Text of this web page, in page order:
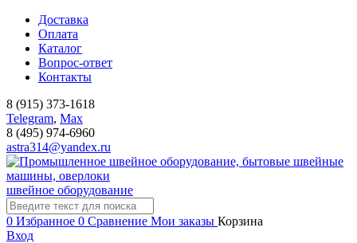
Доставка
Оплата
Каталог
Вопрос-ответ
Контакты
8 (915) 373-1618
Telegram, Мах
8 (495) 974-6960
astra314@yandex.ru
швейное оборудование
0 Избранное 0 Сравнение Мои заказы Корзина
Вход